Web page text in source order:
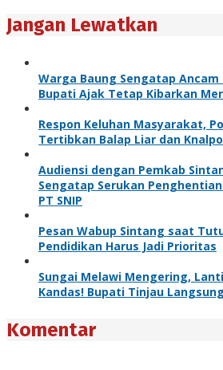
Jangan Lewatkan
Warga Baung Sengatap Ancam
Bupati Ajak Tetap Kibarkan
Respon Keluhan Masyarakat,
Tertibkan Balap Liar dan
Audiensi dengan Pemkab
Sengatap Serukan
PT SNIP
Pesan Wabup Sintang saat
Pendidikan Harus Jadi Prioritas
Sungai Melawi Mengering,
Kandas! Bupati Tinjau Langsung
Komentar